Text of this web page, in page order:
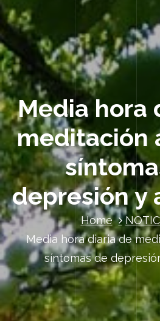
Media hora
meditación
depresión y
Home
Media hora diaria de
síntomas de